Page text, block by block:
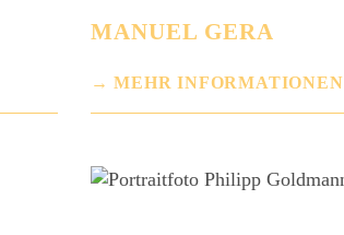
MANUEL GERA
MEHR INFORMATIONEN